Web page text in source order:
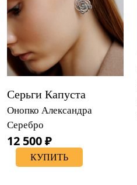
Серьги Капуста
Онопко Александра
Серебро
12 500 ₽
КУПИТЬ